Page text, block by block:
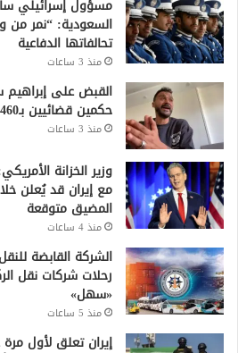
مسؤول إسرائيلي
السعودية: “نمر من
تحالفاتها الدفاعية
منذ 3 ساعات
القبض على
حكمين قضائيين بـ460 ألف جنيه في قضايا نفقة
منذ 3 ساعات
وزير الخزانة
مع إيران قد يُعلن
المضيق متوقعة
منذ 4 ساعات
الشركة القابضة
رحلات شركات نقل
«سهل»
منذ 5 ساعات
إيران تعلق لأول